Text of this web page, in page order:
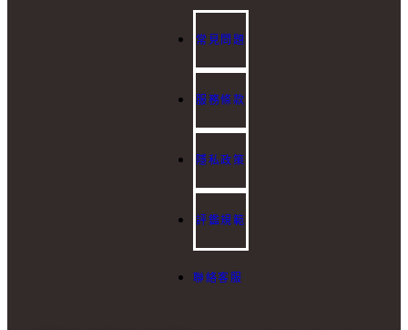
常見問題
服務條款
隱私政策
評鑑規範
聯絡客服